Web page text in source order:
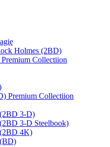
Holmes (2BD)
Collectiion
Premium Collectiion
3-D)
3-D Steelbook)
4K)